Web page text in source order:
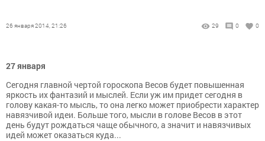
26 января 2014, 21:26 29 0 0
27 января
Сегодня главной чертой гороскопа Весов будет повышенная
яркость их фантазий и мыслей. Если уж им придет сегодня в
голову какая-то мысль, то она легко может приобрести характер
навязчивой идеи. Больше того, мысли в голове Весов в этот
день будут рождаться чаще обычного, а значит и навязчивых
идей может оказаться куда...